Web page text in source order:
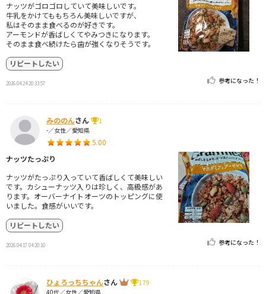
ナッツがゴロゴロしていて美味しいです。
牛乳をかけてももちろん美味しいですが、
私はそのまま食べるのが好きです。
アーモンドが香ばしくてやみつきになります。
そのまま食べ続けたら歯が強くなりそうです。
リピートしたい
2026.04.24 20:33:57 参考になった！
みののんさん
1
-／女性／愛知県
5.00
ナッツたっぷり
ナッツがたっぷり入っていて香ばしくて美味しい
です。カシューナッツ入りは珍しく、高級感があ
ります。オーバーナイトオーツのトッピングに使
いました。食感がいいです。
リピートしたい
2026.04.17 04:20:10 参考になった！
ひょろっちちゃんさん
179
40代／女性／愛知県